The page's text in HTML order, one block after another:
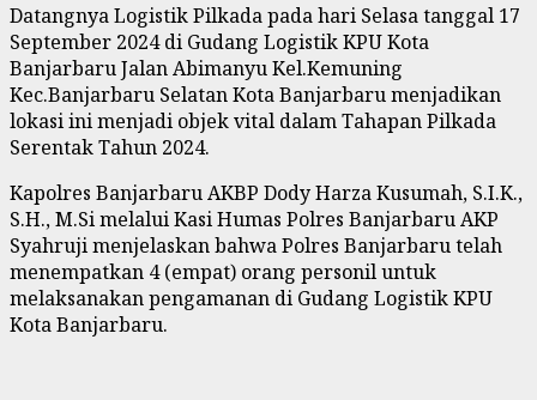
Datangnya Logistik Pilkada pada hari Selasa tanggal 17
September 2024 di Gudang Logistik KPU Kota
Banjarbaru Jalan Abimanyu Kel.Kemuning
Kec.Banjarbaru Selatan Kota Banjarbaru menjadikan
lokasi ini menjadi objek vital dalam Tahapan Pilkada
Serentak Tahun 2024.
Kapolres Banjarbaru AKBP Dody Harza Kusumah, S.I.K.,
S.H., M.Si melalui Kasi Humas Polres Banjarbaru AKP
Syahruji menjelaskan bahwa Polres Banjarbaru telah
menempatkan 4 (empat) orang personil untuk
melaksanakan pengamanan di Gudang Logistik KPU
Kota Banjarbaru.